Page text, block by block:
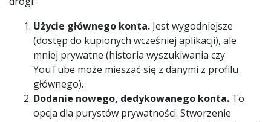
Użycie głównego konta. Jest wygodniejsze
(dostęp do kupionych wcześniej aplikacji), ale
mniej prywatne (historia wyszukiwania czy
YouTube może mieszać się z danymi z profilu
głównego).
Dodanie nowego, dedykowanego konta. To
opcja dla purystów prywatności. Stworzenie